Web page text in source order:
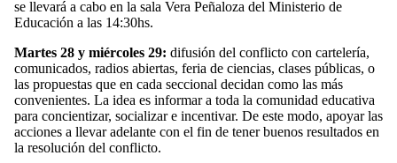
se llevará a cabo en la sala Vera Peñaloza del Ministerio de
Educación a las 14:30hs.
Martes 28 y miércoles 29: difusión del conflicto con cartelería,
comunicados, radios abiertas, feria de ciencias, clases públicas, o
las propuestas que en cada seccional decidan como las más
convenientes. La idea es informar a toda la comunidad educativa
para concientizar, socializar e incentivar. De este modo, apoyar las
acciones a llevar adelante con el fin de tener buenos resultados en
la resolución del conflicto.